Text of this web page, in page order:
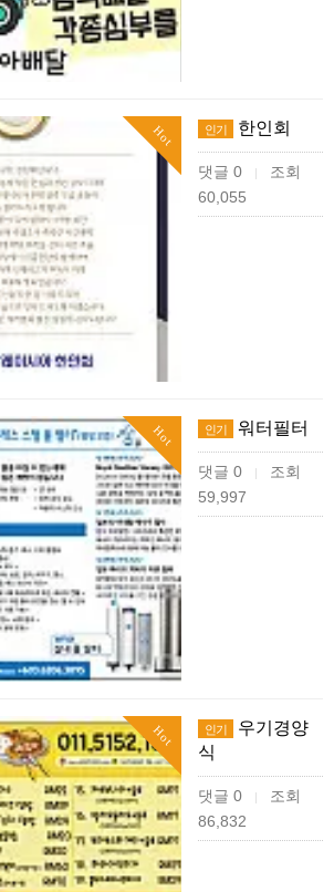
Hot 인기 한인회
댓글 0 |
조회
60,055
Hot 인기 워터필터
댓글 0 |
조회
59,997
Hot 인기
우기경양
식
댓글 0 |
조회
86,832